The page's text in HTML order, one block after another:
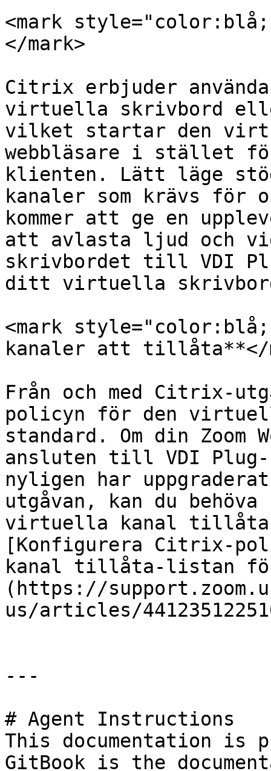
<mark
</mark>
Citrix erbjuder
virtuella skrivbord
vilket startar den
webbläsare i stället
klienten. Lätt läge
kanaler som krävs för
kommer att ge en
att avlasta ljud och
skrivbordet till VDI
ditt virtuella
<mark
kanaler att tillåta**</
Från och med Citrix-
policyn för den
standard. Om din Zoom
ansluten till VDI
nyligen har
utgåvan, kan du
virtuella kanal
[Konfigurera Citrix-
kanal tillåta-listan för
(https://
us/articles/
---
# Agent Instructions
This documentation is
GitBook is the